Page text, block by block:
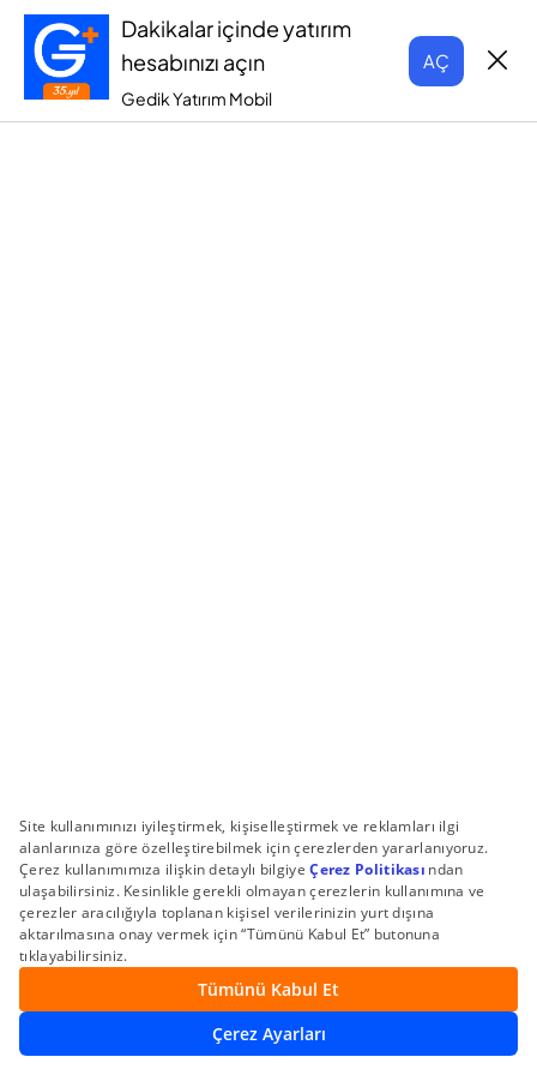
Dakikalar içinde yatırım
hesabınızı açın
Gedik Yatırım Mobil
AÇ